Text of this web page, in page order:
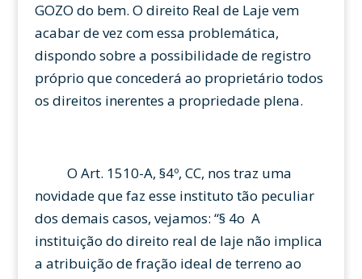
GOZO do bem. O direito Real de Laje vem
acabar de vez com essa problemática,
dispondo sobre a possibilidade de registro
próprio que concederá ao proprietário todos
os direitos inerentes a propriedade plena.
O Art. 1510-A, §4º, CC, nos traz uma
novidade que faz esse instituto tão peculiar
dos demais casos, vejamos: “§ 4o A
instituição do direito real de laje não implica
a atribuição de fração ideal de terreno ao